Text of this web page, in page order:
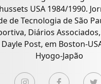
1990. Jornalismo pela
de Tecnologia de São
Diários
Dayle Post, em Boston-
Hyogo-Japão